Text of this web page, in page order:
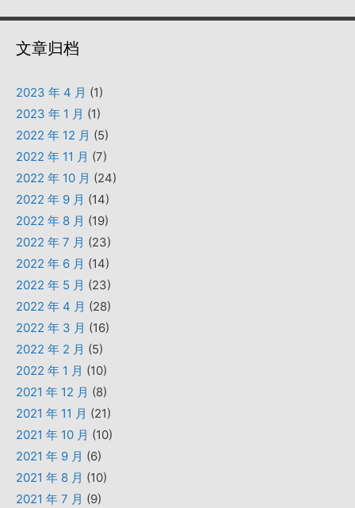
文章归档
2023 年 4 月 (1)
2023 年 1 月 (1)
2022 年 12 月 (5)
2022 年 11 月 (7)
2022 年 10 月 (24)
2022 年 9 月 (14)
2022 年 8 月 (19)
2022 年 7 月 (23)
2022 年 6 月 (14)
2022 年 5 月 (23)
2022 年 4 月 (28)
2022 年 3 月 (16)
2022 年 2 月 (5)
2022 年 1 月 (10)
2021 年 12 月 (8)
2021 年 11 月 (21)
2021 年 10 月 (10)
2021 年 9 月 (6)
2021 年 8 月 (10)
2021 年 7 月 (9)